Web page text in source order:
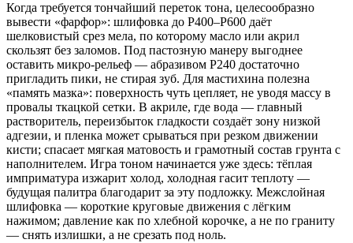
Когда требуется тончайший переток тона, целесообразно
вывести «фарфор»: шлифовка до P400–P600 даёт
шелковистый срез мела, по которому масло или акрил
скользят без заломов. Под пастозную манеру выгоднее
оставить микро‑рельеф — абразивом P240 достаточно
пригладить пики, не стирая зуб. Для мастихина полезна
«память мазка»: поверхность чуть цепляет, не уводя массу в
провалы ткацкой сетки. В акриле, где вода — главный
растворитель, переизбыток гладкости создаёт зону низкой
адгезии, и пленка может срываться при резком движении
кисти; спасает мягкая матовость и грамотный состав грунта с
наполнителем. Игра тоном начинается уже здесь: тёплая
имприматура изжарит холод, холодная гасит теплоту —
будущая палитра благодарит за эту подложку. Межслойная
шлифовка — короткие круговые движения с лёгким
нажимом; давление как по хлебной корочке, а не по граниту
— снять излишки, а не срезать под ноль.